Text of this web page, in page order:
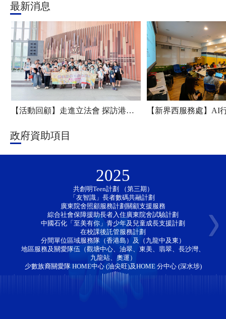
最新消息
【活動回顧】走進立法會 探訪港科大——新家園協會「香江研學・少年探知」香港一日團圓滿舉行
政府資助項目
2025
共創明Teen計劃 （第三期）
「友智識」長者數碼共融計劃
廣東院舍照顧服務計劃關顧支援服務
綜合社會保障援助長者入住廣東院舍試驗計劃
中國石化「至美有你」青少年及兒童成長支援計劃
在校課後託管服務計劃
分間單位區域服務隊（香港島）及（九龍中及東）
地區服務及關愛隊伍（觀塘中心、油翠、東美、翡翠、長沙灣、
九龍站、奧運）
少數族裔關愛隊 HOME中心 (油尖旺)及HOME 分中心 (深水埗)